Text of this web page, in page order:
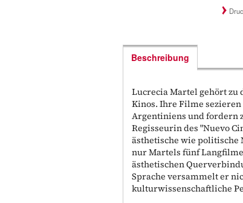
Beschreibung
Lucrecia Martel gehört
Kinos. Ihre Filme
Argentiniens und fordern
Regisseurin des "Nuevo
ästhetische wie politische
nur Martels fünf
ästhetischen
Sprache versammelt er
kulturwissenschaftliche